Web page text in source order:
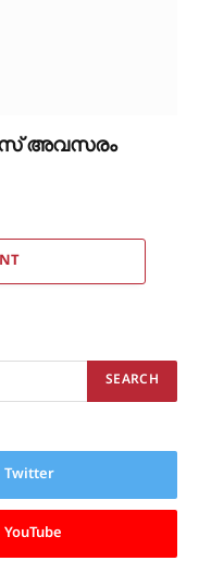
അവസരം
Twitter
YouTube